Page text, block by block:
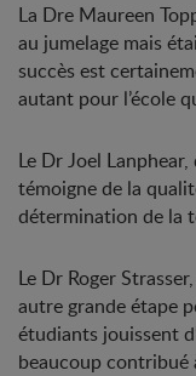
La Dre Maureen
au jumelage mais
succès est
autant pour l’école
Le Dr Joel
témoigne de la
détermination de la
Le Dr Roger
autre grande étape
étudiants jouissent
beaucoup contribué